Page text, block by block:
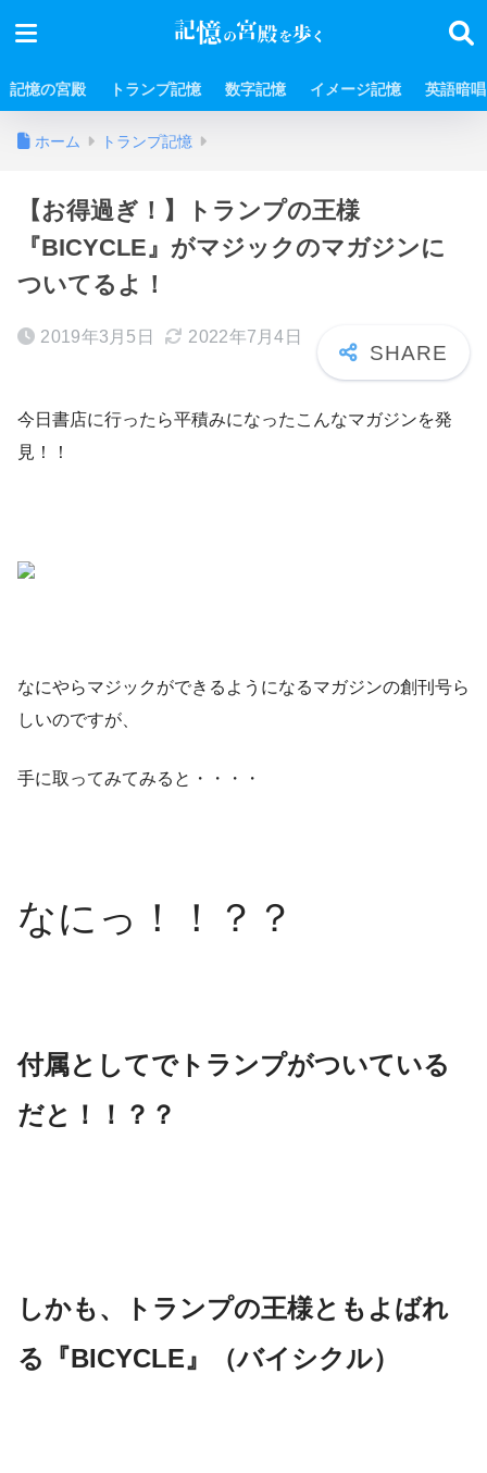
記憶の宮殿 トランプ記憶 数字記憶 イメージ記憶 英語暗唱
ホーム トランプ記憶
【お得過ぎ！】トランプの王様
『BICYCLE』がマジックのマガジンに
ついてるよ！
2019年3月5日 2022年7月4日
今日書店に行ったら平積みになったこんなマガジンを発
見！！
なにやらマジックができるようになるマガジンの創刊号ら
しいのですが、
手に取ってみてみると・・・・
なにっ！！？？
付属としてでトランプがついている
だと！！？？
しかも、トランプの王様ともよばれ
る『BICYCLE』（バイシクル）